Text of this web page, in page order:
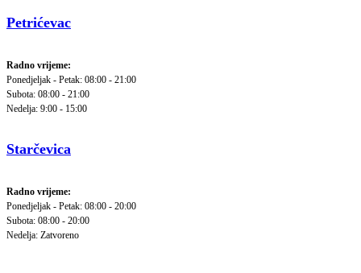
Petrićevac
Radno vrijeme:
Ponedjeljak - Petak: 08:00 - 21:00
Subota: 08:00 - 21:00
Nedelja: 9:00 - 15:00
Starčevica
Radno vrijeme:
Ponedjeljak - Petak: 08:00 - 20:00
Subota: 08:00 - 20:00
Nedelja: Zatvoreno